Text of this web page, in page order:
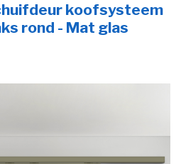
koofsysteem
rond - Mat glas